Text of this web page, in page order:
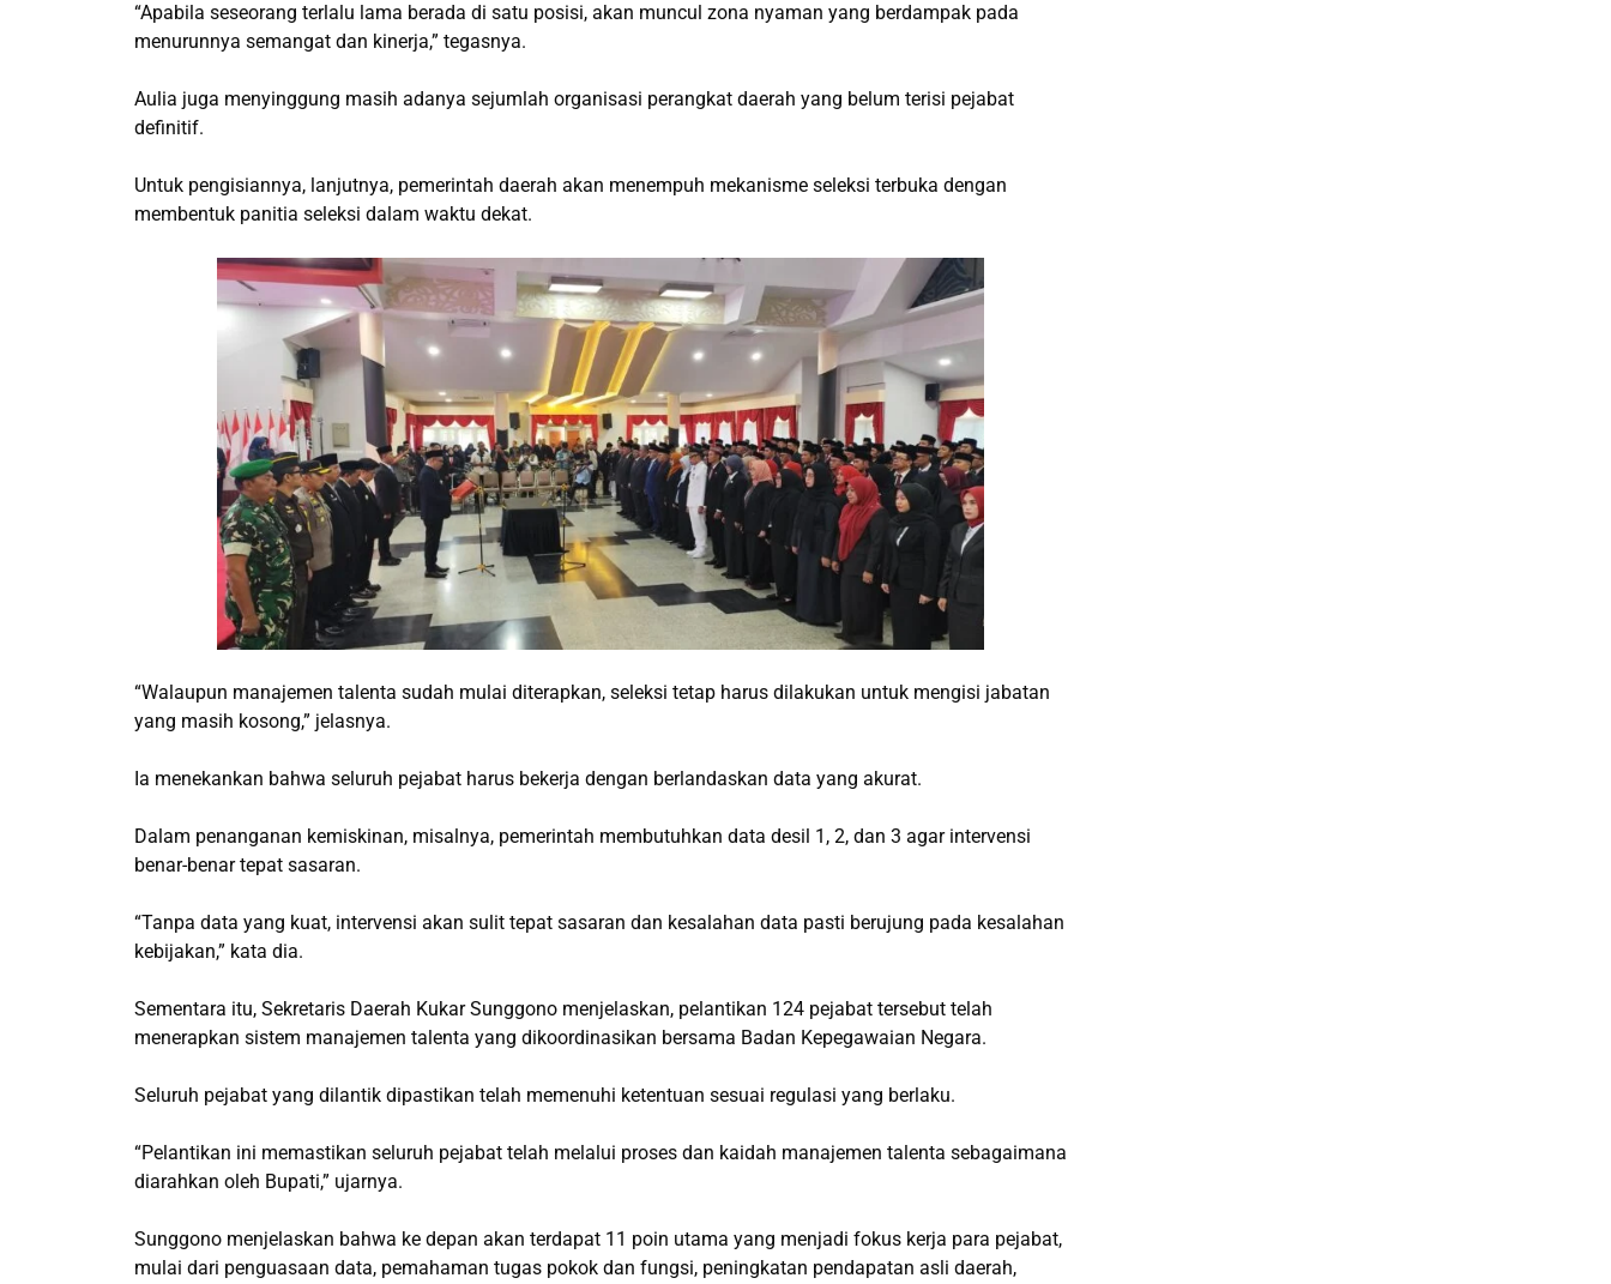
“Apabila seseorang terlalu lama berada di satu posisi, akan muncul zona nyaman yang berdampak pada
menurunnya semangat dan kinerja,” tegasnya.
Aulia juga menyinggung masih adanya sejumlah organisasi perangkat daerah yang belum terisi pejabat
definitif.
Untuk pengisiannya, lanjutnya, pemerintah daerah akan menempuh mekanisme seleksi terbuka dengan
membentuk panitia seleksi dalam waktu dekat.
“Walaupun manajemen talenta sudah mulai diterapkan, seleksi tetap harus dilakukan untuk mengisi jabatan
yang masih kosong,” jelasnya.
Ia menekankan bahwa seluruh pejabat harus bekerja dengan berlandaskan data yang akurat.
Dalam penanganan kemiskinan, misalnya, pemerintah membutuhkan data desil 1, 2, dan 3 agar intervensi
benar-benar tepat sasaran.
“Tanpa data yang kuat, intervensi akan sulit tepat sasaran dan kesalahan data pasti berujung pada kesalahan
kebijakan,” kata dia.
Sementara itu, Sekretaris Daerah Kukar Sunggono menjelaskan, pelantikan 124 pejabat tersebut telah
menerapkan sistem manajemen talenta yang dikoordinasikan bersama Badan Kepegawaian Negara.
Seluruh pejabat yang dilantik dipastikan telah memenuhi ketentuan sesuai regulasi yang berlaku.
“Pelantikan ini memastikan seluruh pejabat telah melalui proses dan kaidah manajemen talenta sebagaimana
diarahkan oleh Bupati,” ujarnya.
Sunggono menjelaskan bahwa ke depan akan terdapat 11 poin utama yang menjadi fokus kerja para pejabat,
mulai dari penguasaan data, pemahaman tugas pokok dan fungsi, peningkatan pendapatan asli daerah,